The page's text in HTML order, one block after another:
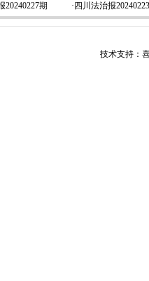
20240227期 · 四川法治报
技术支持：